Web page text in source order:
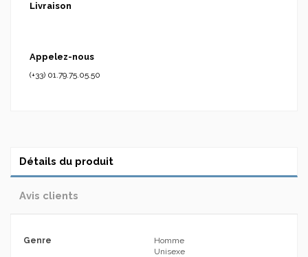
Livraison
Appelez-nous
(+33) 01.79.75.05.50
Détails du produit
Avis clients
Genre
Homme
Unisexe